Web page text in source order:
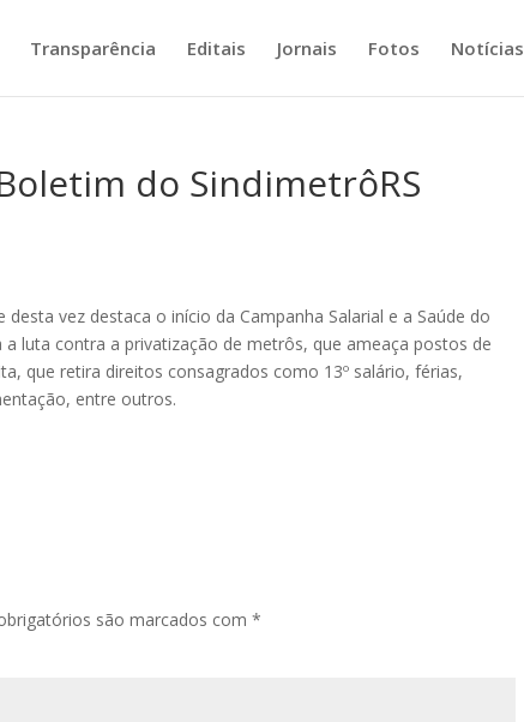
Transparência Editais Jornais Fotos Notícias
do SindimetrôRS
vez destaca o início da Campanha Salarial e a Saúde do
luta contra a privatização de metrôs, que ameaça postos de
que retira direitos consagrados como 13º salário, férias,
entre outros.
são marcados com*